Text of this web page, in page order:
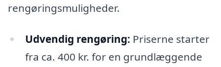
rengøringsmuligheder.
Udvendig rengøring: Priserne starter
fra ca. 400 kr. for en grundlæggende